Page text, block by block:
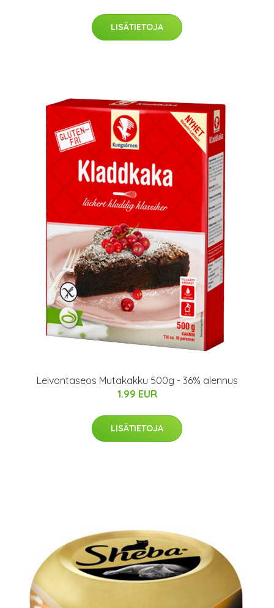
LISÄTIETOJA
Leivontaseos Mutakakku 500g - 36% alennus
1.99 EUR
LISÄTIETOJA